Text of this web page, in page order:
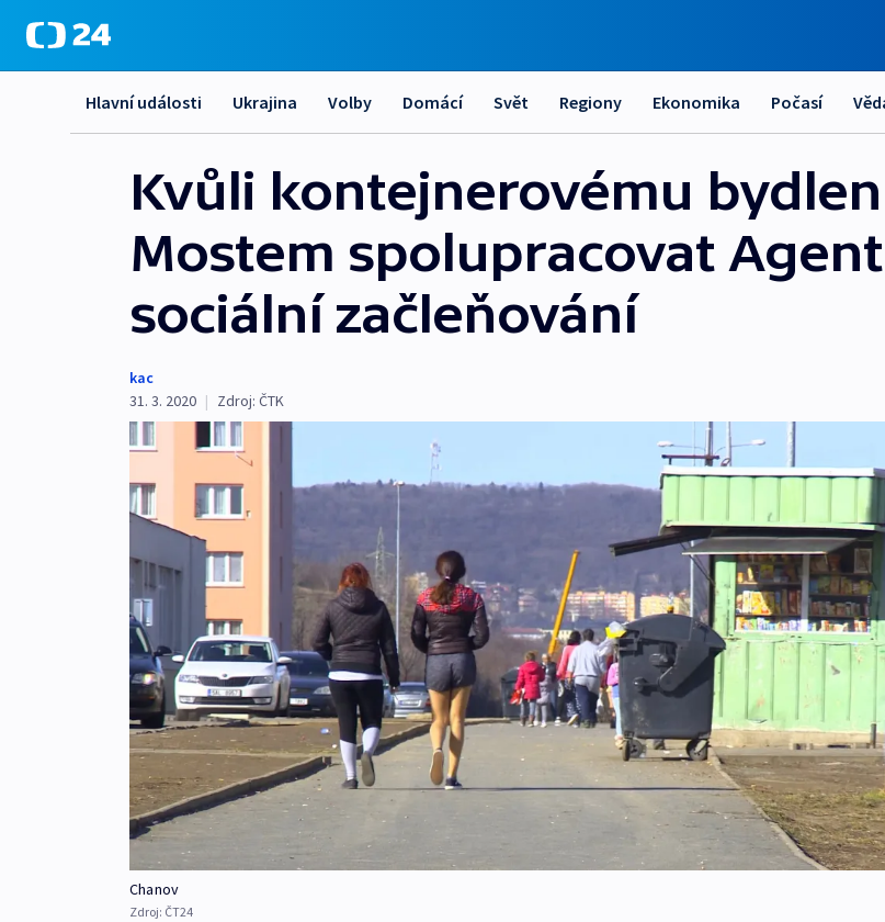
Hlavní události Ukrajina Volby Domácí Svět Regiony Ekonomika Počasí
Kvůli kontejnerovému
Mostem spolupracovat
sociální začleňování
kac
31. 3. 2020 | Zdroj: ČTK
Chanov
Zdroj: ČT24